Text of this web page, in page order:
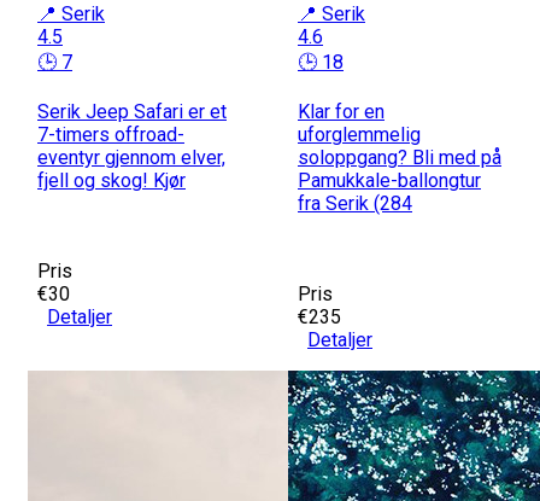
📍 Serik
4.5
🕒 7
Serik Jeep Safari er et
7-timers offroad-
eventyr gjennom elver,
fjell og skog! Kjør
Pris
€30
Detaljer
📍 Serik
4.6
🕒 18
Klar for en
uforglemmelig
soloppgang? Bli med på
Pamukkale-ballongtur
fra Serik (284
Pris
€235
Detaljer